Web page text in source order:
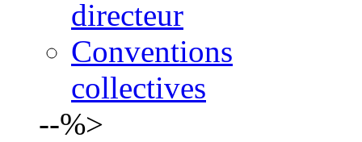
directeur
Conventions
collectives
--%>